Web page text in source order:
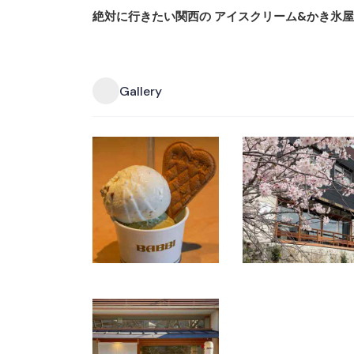
絶対に行きたい関西の アイスクリーム&かき氷
Gallery